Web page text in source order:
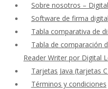
Sobre nosotros –
Software de firma
Tabla comparativa de
Tabla de comparación
Reader Writer por Digital
Tarjetas Java (tarjetas
Términos y condiciones